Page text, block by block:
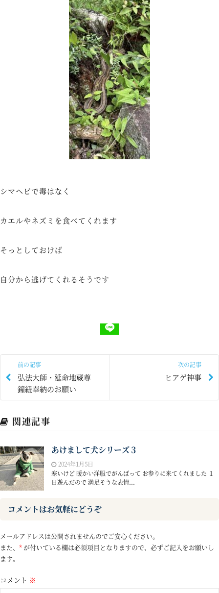
シマヘビで毒はなく
カエルやネズミを食べてくれます
そっとしておけば
自分から逃げてくれるそうです
前の記事
弘法大師・延命地蔵尊
鐘紐奉納のお願い
次の記事
ヒアゲ神事
関連記事
あけまして犬シリーズ３
2024年1月5日
寒いけど 暖かい洋服でがんばって お参りに来てくれました １
日遊んだので 満足そうな表情...
コメントはお気軽にどうぞ
メールアドレスは公開されませんのでご安心ください。
また、 * が付いている欄は必須項目となりますので、必ずご記入をお願いし
ます。
コメント ※